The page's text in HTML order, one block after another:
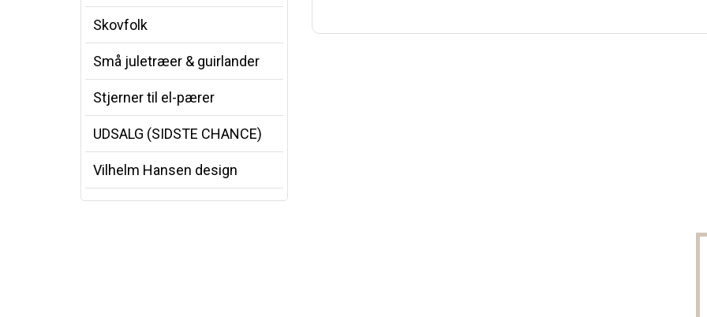
Skovfolk
Små juletræer & guirlander
Stjerner til el-pærer
UDSALG (SIDSTE CHANCE)
Vilhelm Hansen design